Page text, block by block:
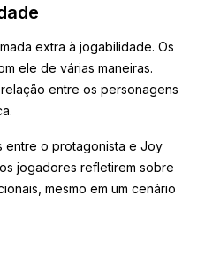
extra à jogabilidade. Os
ele de várias maneiras.
entre os personagens
entre o protagonista e Joy
jogadores refletirem sobre
mesmo em um cenário